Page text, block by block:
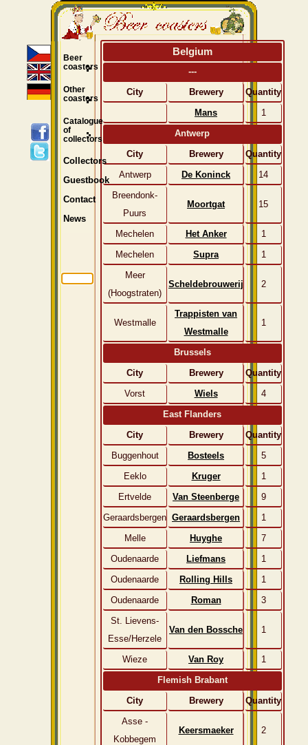
Belgium
---
City
Brewery
Quantity
Mans
1
Antwerp
City
Brewery
Quantity
Antwerp
De Koninck
14
Breendonk-
Puurs
Moortgat 15
Mechelen Het Anker
1
Mechelen
Supra
1
Meer
(Hoogstraten)
Scheldebrouwerij 2
Westmalle
Trappisten van
Westmalle
1
Brussels
City
Brewery
Quantity
Vorst
Wiels
4
East Flanders
City
Brewery
Quantity
Buggenhout
Bosteels
5
Eeklo
Kruger
1
Ertvelde
Van Steenberge
9
Geraardsbergen Geraardsbergen
1
Melle
Huyghe
7
Oudenaarde
Liefmans
1
Oudenaarde
Rolling Hills
1
Oudenaarde
Roman
3
St. Lievens-
Esse/Herzele
Van den Bossche 1
Wieze Van Roy
1
Flemish Brabant
City
Brewery
Quantity
Asse -
Kobbegem
Keersmaeker 2
Beer
coasters
Other
coasters
Catalogue
of
collectors
Collectors
Guestbook
Contact
News